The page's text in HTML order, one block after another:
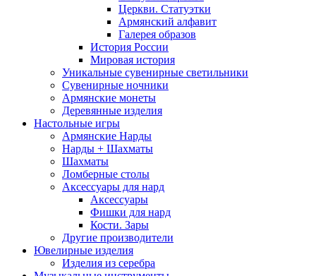
Церкви. Статуэтки
Армянский алфавит
Галерея образов
История России
Мировая история
Уникальные сувенирные светильники
Сувенирные ночники
Армянские монеты
Деревянные изделия
Настольные игры
Армянские Нарды
Нарды + Шахматы
Шахматы
Ломберные столы
Аксессуары для нард
Аксессуары
Фишки для нард
Кости. Зары
Другие производители
Ювелирные изделия
Изделия из серебра